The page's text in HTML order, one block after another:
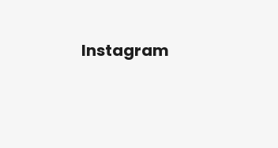
Instagram